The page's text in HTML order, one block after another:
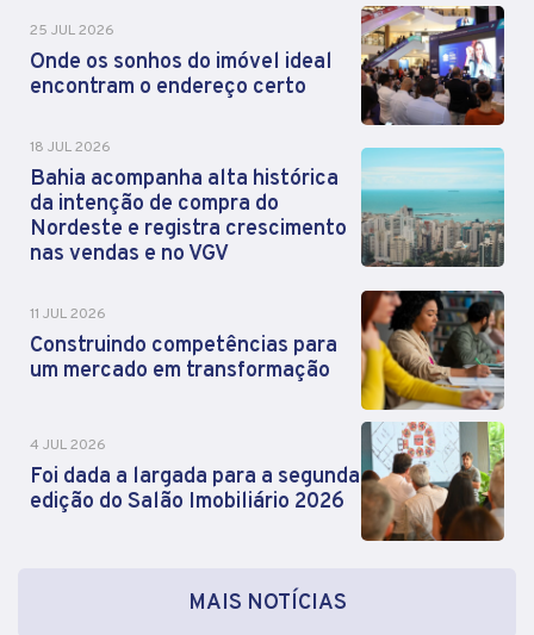
25 JUL 2026
Onde os sonhos do imóvel ideal
encontram o endereço certo
18 JUL 2026
Bahia acompanha alta histórica
da intenção de compra do
Nordeste e registra crescimento
nas vendas e no VGV
11 JUL 2026
Construindo competências para
um mercado em transformação
4 JUL 2026
Foi dada a largada para a segunda
edição do Salão Imobiliário 2026
MAIS NOTÍCIAS